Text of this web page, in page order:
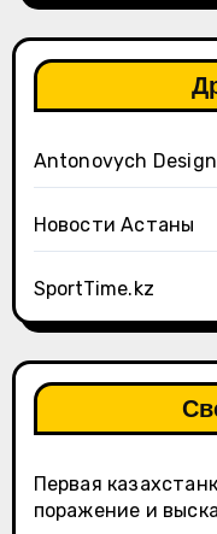
Antonovych Design
Новости Астаны
SportTime.kz
Первая
поражение и